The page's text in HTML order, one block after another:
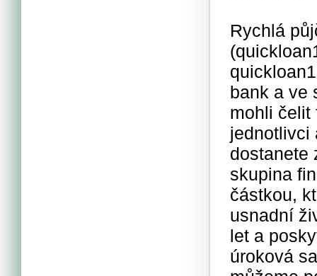
Rychlá
bank a ve
mohli čelit
jednotlivci
dostanete
skupina
částkou,
usnadní
let a
úroková